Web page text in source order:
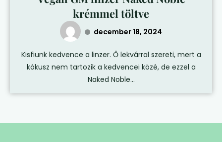
krémmel töltve
december 18, 2024
Kisfiunk kedvence a linzer. Ő lekvárral szereti, mert a
kókusz nem tartozik a kedvencei közé, de ezzel a
Naked Noble...